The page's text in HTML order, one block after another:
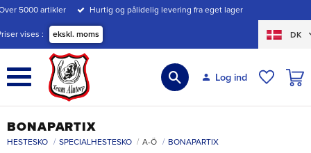
Menu
5000 artikler Hurtig og pålidelig levering fra eget lager
vises ekskl. moms DK
Log ind
BONAPARTIX
HESTESKO SPECIALHESTESKO A-Ö BONAPARTIX